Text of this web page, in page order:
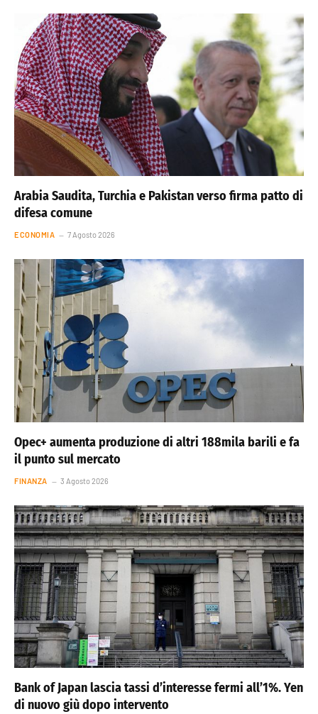
Arabia Saudita, Turchia e Pakistan verso firma patto di
difesa comune
ECONOMIA 7 Agosto 2026
Opec+ aumenta produzione di altri 188mila barili e fa
il punto sul mercato
FINANZA 3 Agosto 2026
Bank of Japan lascia tassi d’interesse fermi all’1%. Yen
di nuovo giù dopo intervento